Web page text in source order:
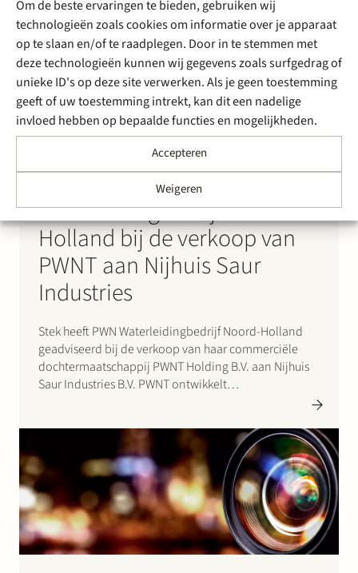
Om de beste ervaringen te bieden, gebruiken wij
technologieën zoals cookies om informatie over je apparaat
op te slaan en/of te raadplegen. Door in te stemmen met
deze technologieën kunnen wij gegevens zoals surfgedrag of
unieke ID's op deze site verwerken. Als je geen toestemming
geeft of uw toestemming intrekt, kan dit een nadelige
invloed hebben op bepaalde functies en mogelijkheden.
Accepteren
Weigeren
Stek adviseert PWN
Waterleidingbedrijf Noord-
Holland bij de verkoop van
PWNT aan Nijhuis Saur
Industries
Stek heeft PWN Waterleidingbedrijf Noord-Holland
geadviseerd bij de verkoop van haar commerciële
dochtermaatschappij PWNT Holding B.V. aan Nijhuis
Saur Industries B.V. PWNT ontwikkelt
oplossingen voor duurzaam watergebruik en energie.
De overname van PWNT vormt een essentiële
aanvulling op het innovatie-…